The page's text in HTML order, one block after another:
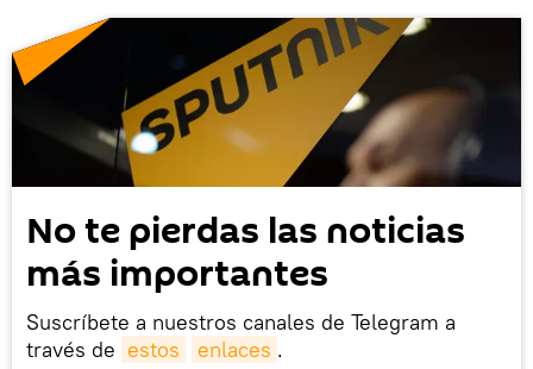
No te pierdas las noticias
más importantes
Suscríbete a nuestros canales de Telegram a
través de estos enlaces .